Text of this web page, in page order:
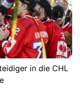
in die CHL